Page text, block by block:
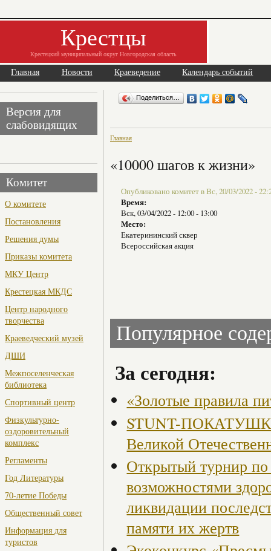
Крестцы
Крестецкий муниципальный округ Новгородская область
Главная Новости Краеведение Календарь событий
Версия для
слабовидящих
Комитет
О комитете
Постановления
Решения думы
Приказы комитета
МКУ Центр
Крестецкая МКДС
Центр народного
творчества
Краеведческий музей
ДШИ
Межпоселенческая
библиотека
Спортивный центр
Физкультурно-
оздоровительный
комплекс
Регламенты
Год Литературы
70-летие Победы
Общественный совет
Информация для
туристов
Поделиться…
Главная
«10000 шагов к жизни»
Опубликовано комитет в Вс, 20/03/2022 -
Время:
Вск, 03/04/2022 - 12:00- 13:00
Место:
Екатерининский сквер
Всероссийская акция
Популярное
За сегодня:
«Золотые правила
STUNT-
Великой
Открытый турнир
возможностями
ликвидации
памяти их жертв